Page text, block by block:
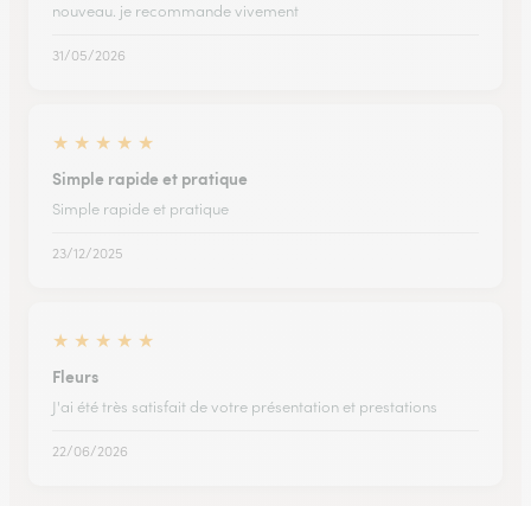
nouveau. je recommande vivement
31/05/2026
★ ★ ★ ★ ★
Simple rapide et pratique
Simple rapide et pratique
23/12/2025
★ ★ ★ ★ ★
Fleurs
J'ai été très satisfait de votre présentation et prestations
22/06/2026